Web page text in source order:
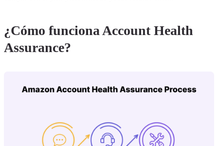
¿Cómo funciona Account Health
Assurance?